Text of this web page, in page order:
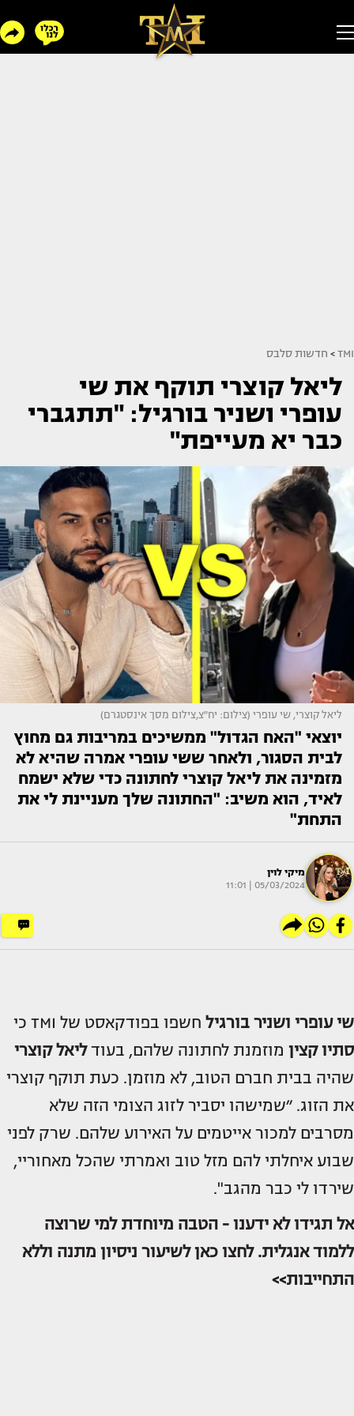
TMI
> חדשות סלבס
ליאל קוצרי תוקף את שי
עופרי ושניר בורגיל: "תתגברי
כבר יא מעייפת"
ליאל קוצרי, שי עופרי (צילום: יח"צ,צילום מסך אינסטגרם)
יוצאי "האח הגדול" ממשיכים במריבות גם מחוץ
לבית הסגור, ולאחר ששי עופרי אמרה שהיא לא
מזמינה את ליאל קוצרי לחתונה כדי שלא ישמח
לאיד, הוא משיב: "החתונה שלך מעניינת לי את
התחת"
מיקי לוין
05/03/2024 | 11:01
שי עופרי ושניר בורגיל חשפו בפודקאסט של TMI כי
סתיו קצין מוזמנת לחתונה שלהם, בעודליאל קוצרי
שהיה בבית חברם הטוב, לא מוזמן. כעת תוקף קוצרי
את הזוג. ״‏שמישהו יסביר לזוג הצומי הזה ‏שלא
מסרבים למכור אייטמים על האירוע שלהם. שרק לפני
שבוע איחלתי להם מזל טוב ואמרתי שהכל מאחוריי,
שירדו לי כבר מהגב".
אל תגידו לא ידענו - הטבה מיוחדת למי שרוצה
ללמוד אנגלית. לחצו כאן לשיעור ניסיון מתנה וללא
התחייבות>>